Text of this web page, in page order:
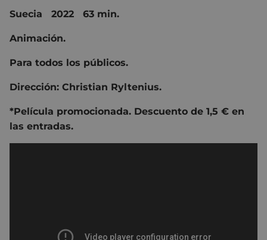
Suecia 2022 63 min.
Animación.
Para todos los públicos.
Dirección: Christian Ryltenius.
*Película promocionada. Descuento de 1,5 € en
las entradas.